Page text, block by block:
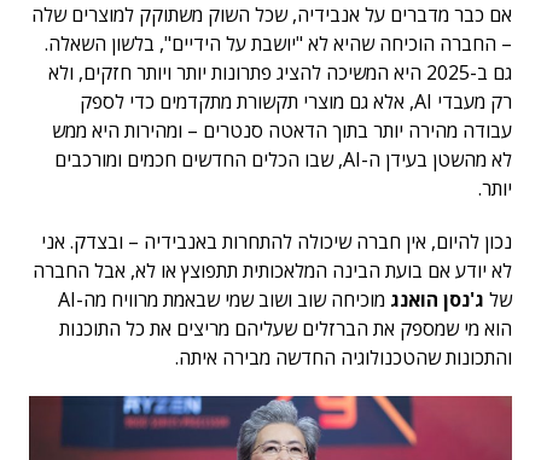
אם כבר מדברים על אנבידיה, שכל השוק משתוקק למוצרים שלה
– החברה הוכיחה שהיא לא "יושבת על הידיים", בלשון השאלה.
גם ב-2025 היא המשיכה להציג פתרונות יותר ויותר חזקים, ולא
רק מעבדי AI, אלא גם מוצרי תקשורת מתקדמים כדי לספק
עבודה מהירה יותר בתוך הדאטה סנטרים – ומהירות היא ממש
לא מהשטן בעידן ה-AI, שבו הכלים החדשים חכמים ומורכבים
יותר.
נכון להיום, אין חברה שיכולה להתחרות באנבידיה – ובצדק. אני
לא יודע אם בועת הבינה המלאכותית תתפוצץ או לא, אבל החברה
של ג'נסן הואנג
מוכיחה שוב ושוב שמי שבאמת מרוויח מה-AI
הוא מי שמספק את הברזלים שעליהם מריצים את כל התוכנות
והתכונות שהטכנולוגיה החדשה מבירה איתה.